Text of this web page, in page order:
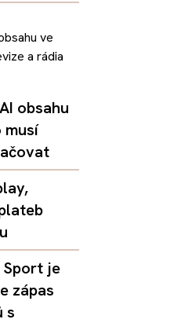
obsahu
musí
Sport je
zápas
s